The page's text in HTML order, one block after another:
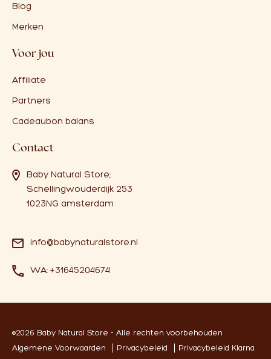
Blog
Merken
Voor jou
Affiliate
Partners
Cadeaubon balans
Contact
Baby Natural Store;
Schellingwouderdijk 253
1023NG amsterdam
info@babynaturalstore.nl
WA: +31645204674
©2026 Baby Natural Store - Alle rechten voorbehouden
Algemene Voorwaarden
Privacybeleid Privacybeleid Klarna